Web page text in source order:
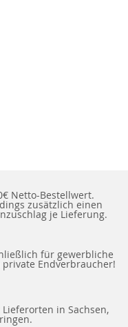
Netto-Bestellwert.
zusätzlich einen
je Lieferung.
für gewerbliche
Endverbraucher!
in Sachsen,